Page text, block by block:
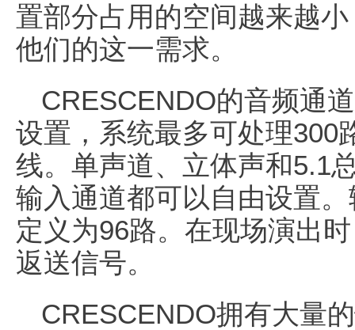
置部分占用的空间越来越
他们的这一需求。
CRESCENDO的音频通
设置，系统最多可处理300
线。单声道、立体声和5.1
输入通道都可以自由设置
定义为96路。在现场演出
返送信号。
CRESCENDO拥有大量